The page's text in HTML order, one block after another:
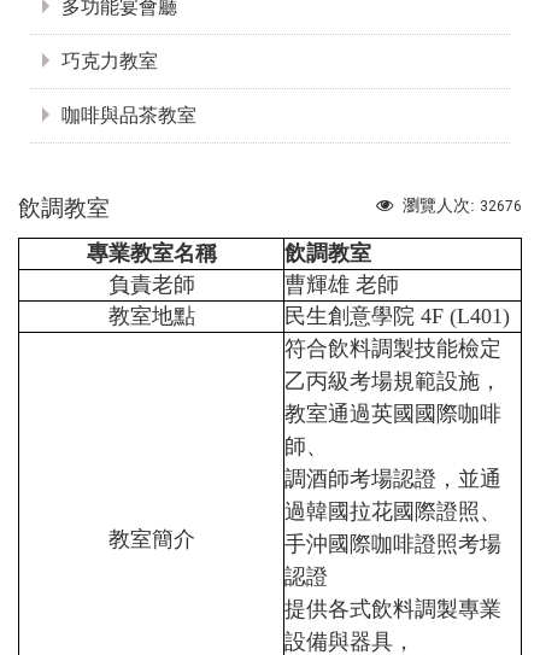
多功能宴會廳
巧克力教室
咖啡與品茶教室
瀏覽人次: 32676
飲調教室
專業教室名稱
飲調教室
負責老師
曹輝雄 老師
教室地點
民生創意學院 4F (L401)
教室簡介
符合飲料調製技能檢定
乙丙級考場規範設施，
教室通過英國國際咖啡
師、
調酒師考場認證，並通
過韓國拉花國際證照、
手沖國際咖啡證照考場
認證
提供各式飲料調製專業
設備與器具，